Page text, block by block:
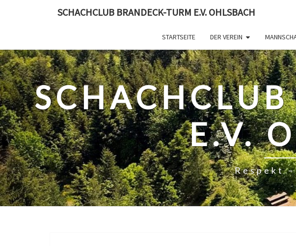
SCHACHCLUB BRANDECK-TURM E.V. OHLSBACH
STARTSEITE DER VEREIN
E.V.
Respekt